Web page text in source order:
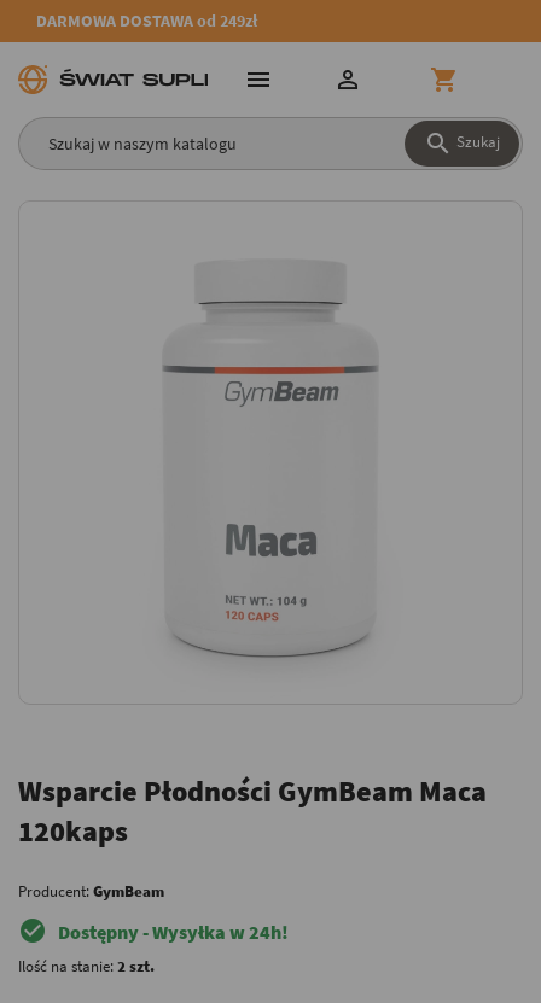
DARMOWA DOSTAWA od 249zł
 Szukaj
  
Wsparcie Płodności GymBeam Maca
120kaps
Producent:GymBeam
check_circle Dostępny - Wysyłka w 24h!
Ilość na stanie:2 szt.